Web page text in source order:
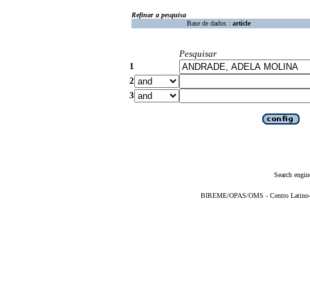
Refinar a pesquisa
Base de dados : article
Pesquisar
1
2
3
Search
BIREME/OPAS/OMS - Centro Latino-